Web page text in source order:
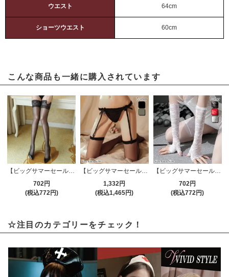
ウエスト 64cm
ショーツウエスト 60cm
こんな商品も一緒に購入されています
【ビッグサマーセール対象品】ストッキング(STOCKING) 184bk
702円
(税込772円)
【ビッグサマーセール対象品】ガーターランジェリー(GARTER LINGERIE) 691
1,332円
(税込1,465円)
【ビッグサマーセール対象品】アームカバー(ARM COVER) 016
702円
(税込772円)
☆注目のカテゴリーをチェック！